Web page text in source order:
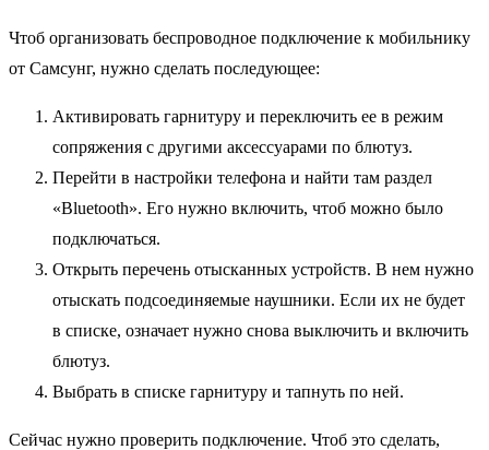
Чтоб организовать беспроводное подключение к мобильнику
от Самсунг, нужно сделать последующее:
Активировать гарнитуру и переключить ее в режим
сопряжения с другими аксессуарами по блютуз.
Перейти в настройки телефона и найти там раздел
«Bluetooth». Его нужно включить, чтоб можно было
подключаться.
Открыть перечень отысканных устройств. В нем нужно
отыскать подсоединяемые наушники. Если их не будет
в списке, означает нужно снова выключить и включить
блютуз.
Выбрать в списке гарнитуру и тапнуть по ней.
Сейчас нужно проверить подключение. Чтоб это сделать,